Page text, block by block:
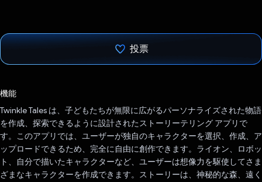
投票
機能
Twinkle Tales は、子どもたちが無限に広がるパーソナライズされた物語
を作成、探索できるように設計されたストーリーテリング アプリで
す。このアプリでは、ユーザーが独自のキャラクターを選択、作成、ア
ップロードできるため、完全に自由に創作できます。ライオン、ロボッ
ト、自分で描いたキャラクターなど、ユーザーは想像力を駆使してさま
ざまなキャラクターを作成できます。ストーリーは、神秘的な森、遠く